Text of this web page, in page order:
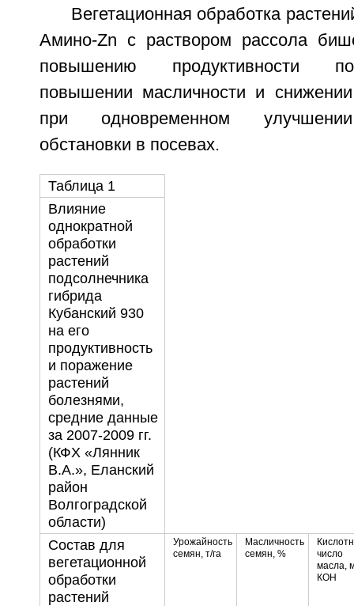
Вегетационная обработка
Амино-Zn с раствором рассола
повышению продуктивности
повышении масличности и
при одновременном
обстановки в посевах.
Таблица 1
Влияние
однократной
обработки
растений
подсолнечника
гибрида
Кубанский 930
на его
продуктивность
и поражение
растений
болезнями,
средние данные
за 2007-2009 гг.
(КФХ «Лянник
В.А.», Еланский
район
Волгоградской
области)
Состав для
вегетационной
обработки
растений
Урожайность
семян, т/га
Масличность
семян, %
число
масла,
КОН